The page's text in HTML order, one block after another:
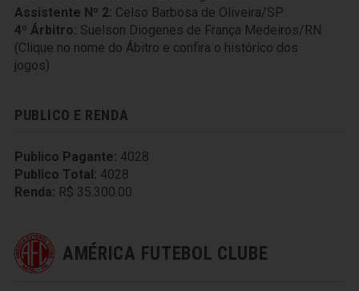
Assistente Nº 2: Celso Barbosa de Oliveira/SP
4º Árbitro: Suelson Diogenes de França Medeiros/RN
(Clique no nome do Ábitro e confira o histórico dos
jogos)
PUBLICO E RENDA
Publico Pagante: 4028
Publico Total: 4028
Renda: R$ 35.300.00
AMÉRICA FUTEBOL CLUBE